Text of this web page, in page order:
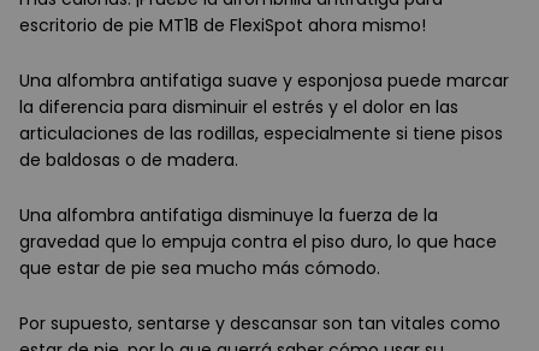
escritorio de pie MT1B de FlexiSpot ahora mismo!
Una alfombra antifatiga suave y esponjosa puede marcar
la diferencia para disminuir el estrés y el dolor en las
articulaciones de las rodillas, especialmente si tiene pisos
de baldosas o de madera.
Una alfombra antifatiga disminuye la fuerza de la
gravedad que lo empuja contra el piso duro, lo que hace
que estar de pie sea mucho más cómodo.
Por supuesto, sentarse y descansar son tan vitales como